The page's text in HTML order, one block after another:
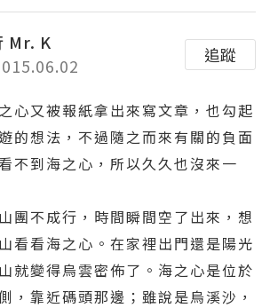
Mr. K
追蹤
心又被報紙拿出來寫文章，也勾起
的想法，不過隨之而來有關的負面
不到海之心，所以久久也沒來一
團不成行，時間瞬間空了出來，想
看看海之心。在家裡出門還是陽光
就變得烏雲密佈了。海之心是位於
，靠近碼頭那邊；雖說是烏溪沙，